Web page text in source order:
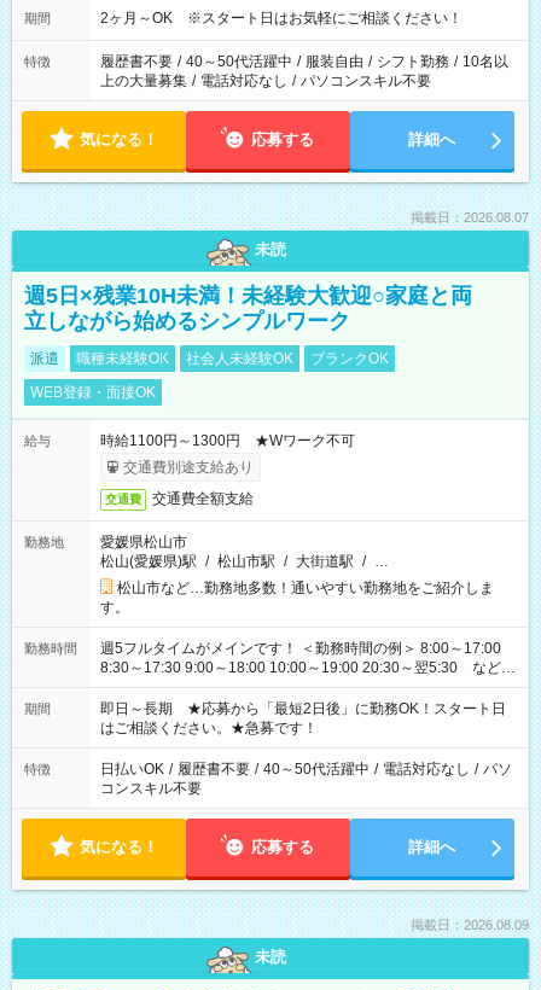
期間 2ヶ月～OK ※スタート日はお気軽にご相談ください！
特徴 履歴書不要 / 40～50代活躍中 / 服装自由 / シフト勤務 / 10名以
上の大量募集 / 電話対応なし / パソコンスキル不要
気になる！ 応募する 詳細へ
掲載日：2026.08.07
未読
週5日×残業10H未満！未経験大歓迎○家庭と両
立しながら始めるシンプルワーク
派遣 職種未経験OK 社会人未経験OK
ブランクOK
WEB登録・面接OK
給与
時給1100円～1300円 ★Wワーク不可
交通費別途支給あり
交通費 交通費全額支給
勤務地
愛媛県松山市
松山(愛媛県)駅 / 松山市駅 / 大街道駅 / …
松山市など…勤務地多数！通いやすい勤務地をご紹介しま
す。
勤務時間
週5フルタイムがメインです！ ＜勤務時間の例＞ 8:00～17:00
8:30～17:30 9:00～18:00 10:00～19:00 20:30～翌5:30 など ★
その他にも勤務時間多数！ 日勤のみ、残業なし、交替制など
ご希望を教えてください！
期間
即日～長期 ★応募から「最短2日後」に勤務OK！スタート日
はご相談ください。★急募です！
特徴 日払いOK / 履歴書不要 / 40～50代活躍中 / 電話対応なし / パソ
コンスキル不要
気になる！ 応募する 詳細へ
掲載日：2026.08.09
未読